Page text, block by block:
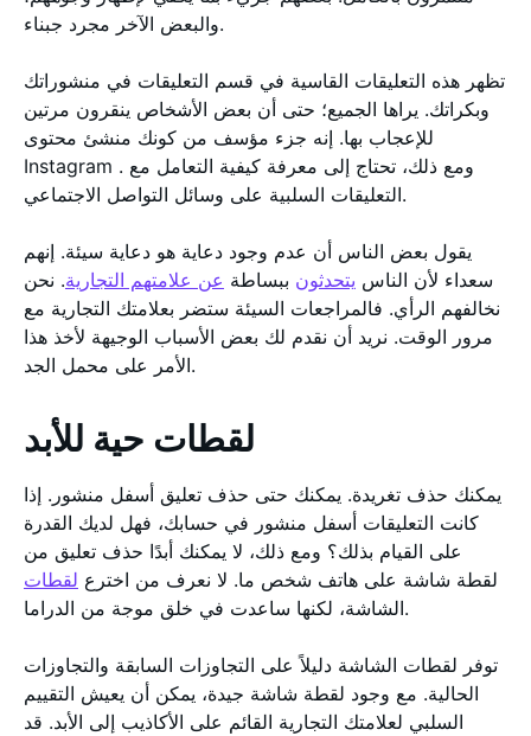
والبعض الآخر مجرد جبناء.
تظهر هذه التعليقات القاسية في قسم التعليقات في منشوراتك
وبكراتك. يراها الجميع؛ حتى أن بعض الأشخاص ينقرون مرتين
للإعجاب بها. إنه جزء مؤسف من كونك منشئ محتوى
Instagram . ومع ذلك، تحتاج إلى معرفة كيفية التعامل مع
التعليقات السلبية على وسائل التواصل الاجتماعي.
يقول بعض الناس أن عدم وجود دعاية هو دعاية سيئة. إنهم
سعداء لأن الناس يتحدثون ببساطة عن علامتهم التجارية. نحن
نخالفهم الرأي. فالمراجعات السيئة ستضر بعلامتك التجارية مع
مرور الوقت. نريد أن نقدم لك بعض الأسباب الوجيهة لأخذ هذا
الأمر على محمل الجد.
لقطات حية للأبد
يمكنك حذف تغريدة. يمكنك حتى حذف تعليق أسفل منشور. إذا
كانت التعليقات أسفل منشور في حسابك، فهل لديك القدرة
على القيام بذلك؟ ومع ذلك، لا يمكنك أبدًا حذف تعليق من
لقطة شاشة على هاتف شخص ما. لا نعرف من اخترع لقطات
الشاشة، لكنها ساعدت في خلق موجة من الدراما.
توفر لقطات الشاشة دليلاً على التجاوزات السابقة والتجاوزات
الحالية. مع وجود لقطة شاشة جيدة، يمكن أن يعيش التقييم
السلبي لعلامتك التجارية القائم على الأكاذيب إلى الأبد. قد